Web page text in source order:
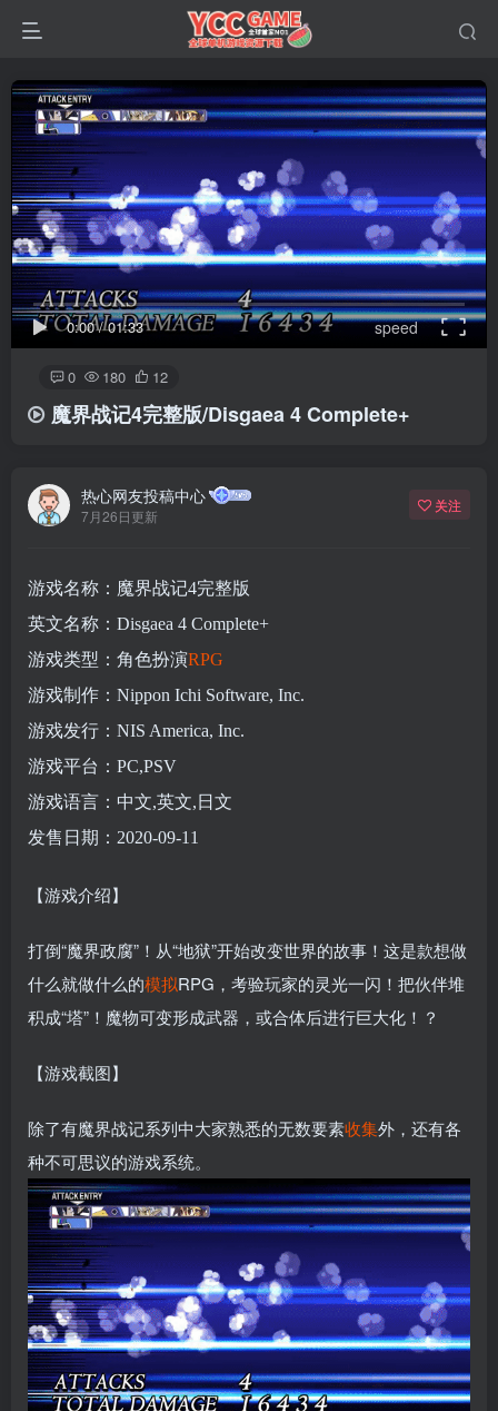
0:00/01:33 speed
0 180 12
魔界战记4完整版/Disgaea 4 Complete+
热心网友投稿中心
7月26日更新
关注
游戏名称：魔界战记4完整版
英文名称：Disgaea 4 Complete+
游戏类型：角色扮演RPG
游戏制作：Nippon Ichi Software, Inc.
游戏发行：NIS America, Inc.
游戏平台：PC,PSV
游戏语言：中文,英文,日文
发售日期：2020-09-11
【游戏介绍】
打倒“魔界政腐”！从“地狱”开始改变世界的故事！这是款想做
什么就做什么的模拟RPG，考验玩家的灵光一闪！把伙伴堆
积成“塔”！魔物可变形成武器，或合体后进行巨大化！？
【游戏截图】
除了有魔界战记系列中大家熟悉的无数要素收集外，还有各
种不可思议的游戏系统。